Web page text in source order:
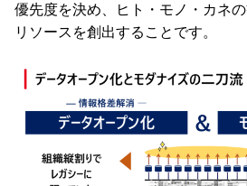
優先度を決め、ヒト・モノ・カネ
リソースを創出することです。